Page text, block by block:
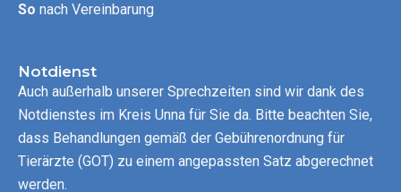
So nach Vereinbarung
Notdienst
Auch außerhalb unserer Sprechzeiten sind wir dank des
Notdienstes im Kreis Unna für Sie da. Bitte beachten Sie,
dass Behandlungen gemäß der Gebührenordnung für
Tierärzte (GOT) zu einem angepassten Satz abgerechnet
werden.